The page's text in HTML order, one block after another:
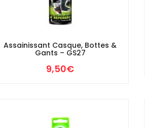
Assainissant Casque, Bottes &
Gants – GS27
9,50€